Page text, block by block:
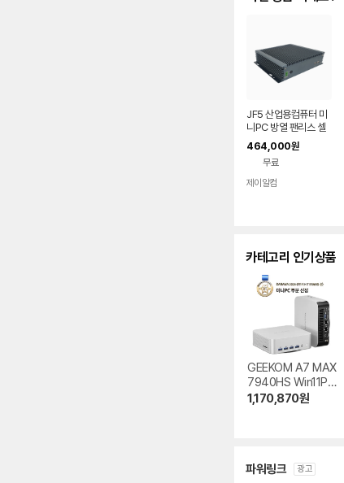
JF5 산업용컴퓨터 미
니PC 방열 팬리스 셀
러론 J6412
464,000원
무료
제이알컴
카테고리 인기상품
GEEKOM A7 MAX
7940HS Win11Pr
o
1,170,870원
파워링크 광고